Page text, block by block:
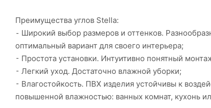
Преимущества углов Stella:
⁃ Широкий выбор размеров и оттенков.
оптимальный вариант для своего интерьера;
⁃ Простота установки. Интуитивно понятный
⁃ Легкий уход. Достаточно влажной уборки;
⁃ Влагостойкость. ПВХ изделия устойчивы к
повышенной влажностью: ванных комнат, кухонь